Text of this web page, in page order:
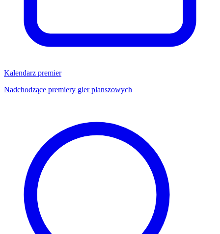
Kalendarz premier
Nadchodzące premiery gier planszowych